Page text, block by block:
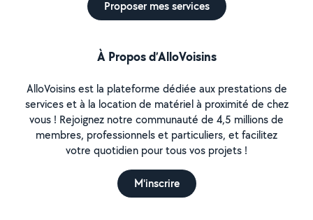
Proposer mes services
À Propos d’AlloVoisins
AlloVoisins est la plateforme dédiée aux prestations de
services et à la location de matériel à proximité de chez
vous ! Rejoignez notre communauté de 4,5 millions de
membres, professionnels et particuliers, et facilitez
votre quotidien pour tous vos projets !
M'inscrire